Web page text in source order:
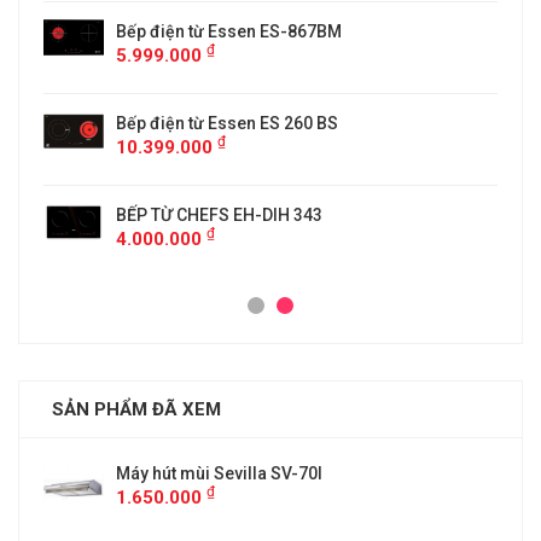
Bếp điện từ Essen ES-867BM
5.999.000 ₫
Bếp điện từ Essen ES 260 BS
10.399.000 ₫
BẾP TỪ CHEFS EH-DIH 343
4.000.000 ₫
SẢN PHẨM ĐÃ XEM
Máy hút mùi Sevilla SV-70I
1.650.000 ₫